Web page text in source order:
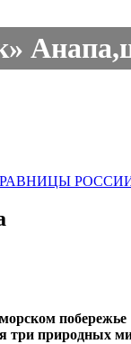
три природных